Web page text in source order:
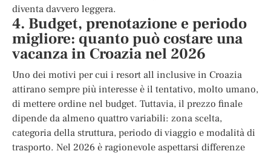
diventa davvero leggera.
4. Budget, prenotazione e periodo
migliore: quanto può costare una
vacanza in Croazia nel 2026
Uno dei motivi per cui i resort all inclusive in Croazia
attirano sempre più interesse è il tentativo, molto umano,
di mettere ordine nel budget. Tuttavia, il prezzo finale
dipende da almeno quattro variabili: zona scelta,
categoria della struttura, periodo di viaggio e modalità di
trasporto. Nel 2026 è ragionevole aspettarsi differenze